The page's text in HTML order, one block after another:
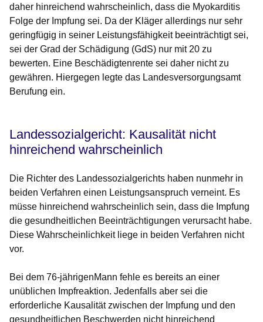
daher hinreichend wahrscheinlich, dass die Myokarditis
Folge der Impfung sei. Da der Kläger allerdings nur sehr
geringfügig in seiner Leistungsfähigkeit beeinträchtigt sei,
sei der Grad der Schädigung (GdS) nur mit 20 zu
bewerten. Eine Beschädigtenrente sei daher nicht zu
gewähren. Hiergegen legte das Landesversorgungsamt
Berufung ein.
Landessozialgericht: Kausalität nicht
hinreichend wahrscheinlich
Die Richter des Landessozialgerichts haben nunmehr in
beiden Verfahren einen Leistungsanspruch verneint. Es
müsse hinreichend wahrscheinlich sein, dass die Impfung
die gesundheitlichen Beeinträchtigungen verursacht habe.
Diese Wahrscheinlichkeit liege in beiden Verfahren nicht
vor.
Bei dem 76-jährigenMann fehle es bereits an einer
unüblichen Impfreaktion. Jedenfalls aber sei die
erforderliche Kausalität zwischen der Impfung und den
gesundheitlichen Beschwerden nicht hinreichend